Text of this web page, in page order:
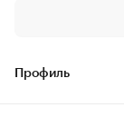
Профиль